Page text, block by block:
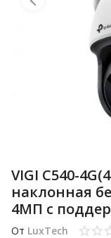
VIGI C540-
наклонная
4МП с
От LuxTech